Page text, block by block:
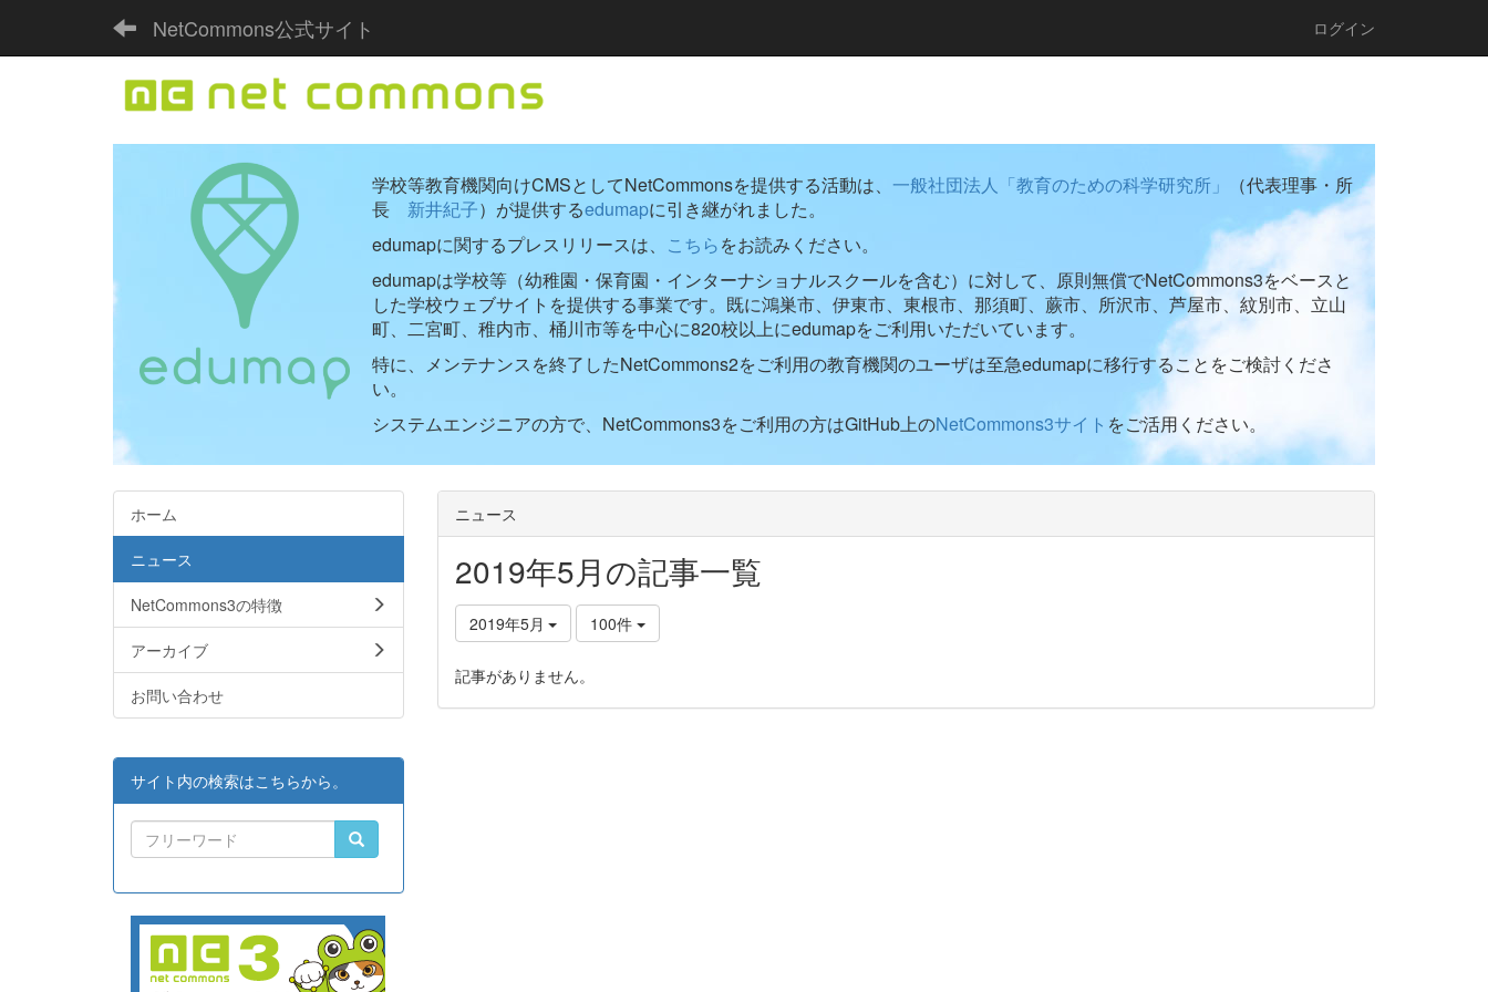
NetCommons公式サイト ログイン
学校等教育機関向けCMSとしてNetCommonsを提供する活動は、 一般社団法人「教育のための科学研究所」
（代表理事・所
長 新井紀子）が提供するedumapに引き継がれました。
edumapに関するプレスリリースは、 こちらをお読みください。
edumapは学校等（幼稚園・保育園・インターナショナルスクールを含む）に対して、原則無償でNetCommons3をベースと
した学校ウェブサイトを提供する事業です。既に鴻巣市、伊東市、東根市、那須町、蕨市、所沢市、芦屋市、紋別市、立山
町、二宮町、稚内市、桶川市等を中心に820校以上にedumapをご利用いただいています。
特に、メンテナンスを終了したNetCommons2をご利用の教育機関のユーザは至急edumapに移行することをご検討くださ
い。
システムエンジニアの方で、NetCommons3をご利用の方はGitHub上のNetCommons3サイト をご活用ください。
ニュース
2019年5月の記事一覧
2019年5月 100件
記事がありません。
ホーム
ニュース
NetCommons3の特徴
アーカイブ
お問い合わせ
サイト内の検索はこちらから。